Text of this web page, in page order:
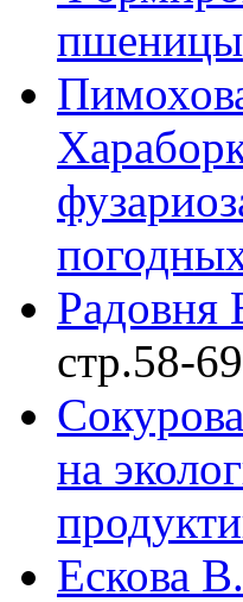
пшеницы
Радовня
стр.58-69
на
Ескова